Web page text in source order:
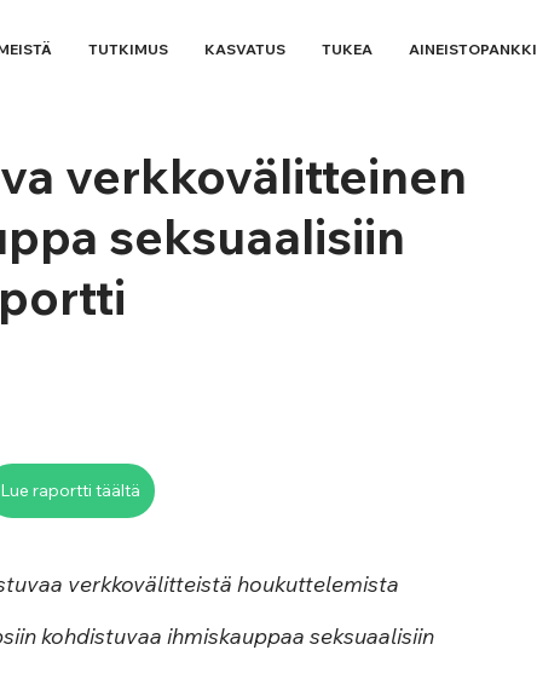
TUTKIMUS KASVATUS TUKEA AINEISTOPANKKI
verkkovälitteinen
seksuaalisiin
Lue raportti täältä
verkkovälitteistä houkuttelemista
kohdistuvaa ihmiskauppaa seksuaalisiin